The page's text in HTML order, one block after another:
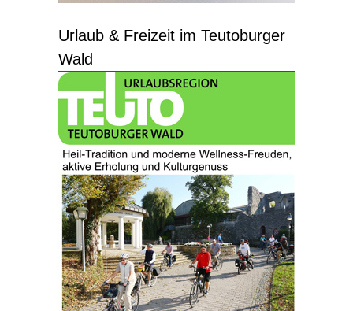
Urlaub & Freizeit im Teutoburger
Wald